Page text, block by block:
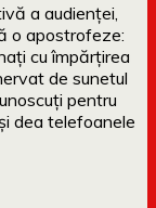
a audienței,
o apostrofeze:
cu împărțirea
de sunetul
pentru
dea telefoanele